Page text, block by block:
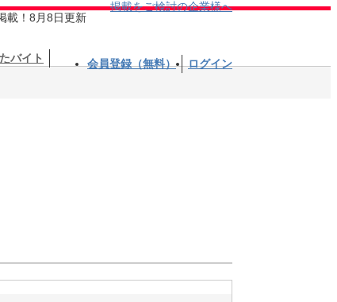
載！8月8日更新
掲載をご検討の企業様へ
バイト 会員登録（無料） ログイン